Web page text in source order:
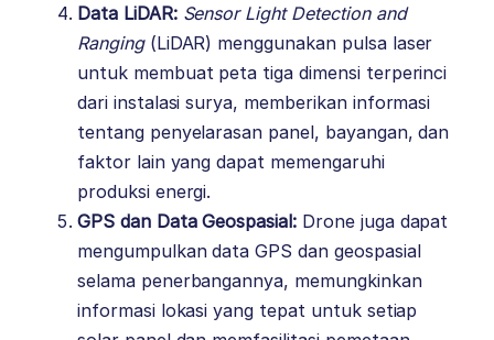
Data LiDAR: Sensor Light Detection and
Ranging(LiDAR) menggunakan pulsa laser
untuk membuat peta tiga dimensi terperinci
dari instalasi surya, memberikan informasi
tentang penyelarasan panel, bayangan, dan
faktor lain yang dapat memengaruhi
produksi energi.
GPS dan Data Geospasial: Drone juga dapat
mengumpulkan data GPS dan geospasial
selama penerbangannya, memungkinkan
informasi lokasi yang tepat untuk setiap